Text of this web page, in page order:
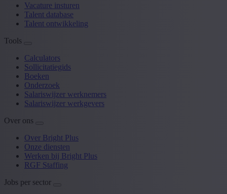
Vacature insturen
Talent database
Talent ontwikkeling
Tools
Calculators
Sollicitatiegids
Boeken
Onderzoek
Salariswijzer werknemers
Salariswijzer werkgevers
Over ons
Over Bright Plus
Onze diensten
Werken bij Bright Plus
RGF Staffing
Jobs per sector